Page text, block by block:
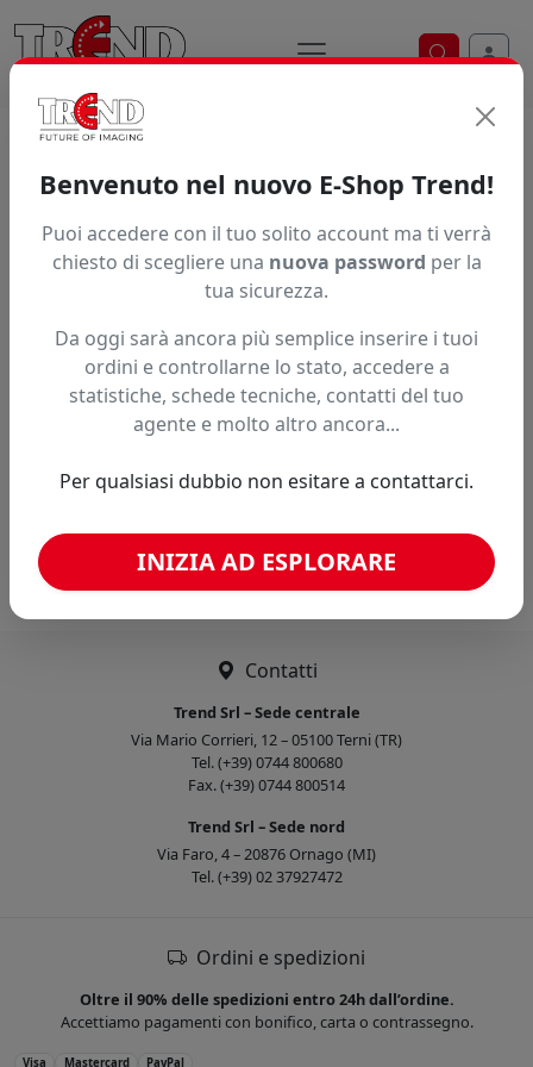
Ricerca
Articolo non trovato.
Hai trovato questo prodotto ad un prezzo più basso?
Fai una segnalazione
Confronta con articoli simili
Caricamento confronto...
Contatti
Trend Srl – Sede centrale
Via Mario Corrieri, 12 – 05100 Terni (TR)
Tel. (+39) 0744 800680
Fax. (+39) 0744 800514
Trend Srl – Sede nord
Via Faro, 4 – 20876 Ornago (MI)
Tel. (+39) 02 37927472
Ordini e spedizioni
Oltre il 90% delle spedizioni entro 24h dall’ordine.
Accettiamo pagamenti con bonifico, carta o contrassegno.
Visa Mastercard PayPal
Benvenuto nel nuovo E-Shop Trend!
Puoi accedere con il tuo solito account ma ti verrà
chiesto di scegliere una nuova password per la
tua sicurezza.
Da oggi sarà ancora più semplice inserire i tuoi
ordini e controllarne lo stato, accedere a
statistiche, schede tecniche, contatti del tuo
agente e molto altro ancora...
Per qualsiasi dubbio non esitare a contattarci.
INIZIA AD ESPLORARE